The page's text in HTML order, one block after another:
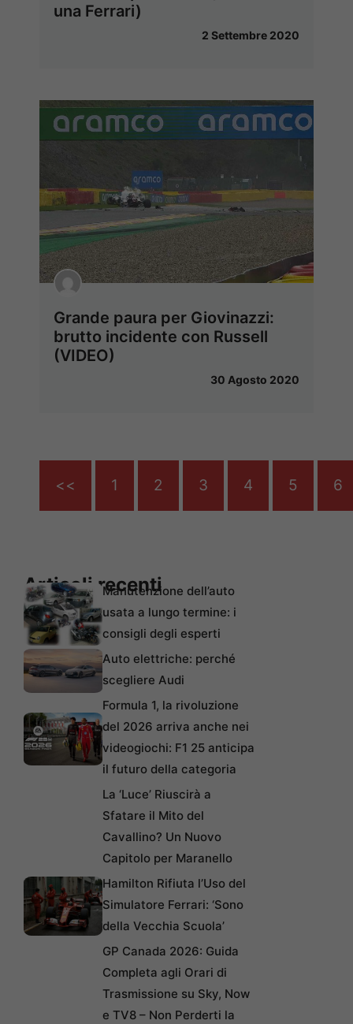
una Ferrari)
2 Settembre 2020
Grande paura per Giovinazzi:
brutto incidente con Russell
(VIDEO)
30 Agosto 2020
<< 1 2 3 4 5 6
Articoli recentiManutenzione dell’auto
usata a lungo termine: i
consigli degli esperti
Auto elettriche: perché
scegliere Audi
Formula 1, la rivoluzione
del 2026 arriva anche nei
videogiochi: F1 25 anticipa
il futuro della categoria
La ‘Luce’ Riuscirà a
Sfatare il Mito del
Cavallino? Un Nuovo
Capitolo per Maranello
Hamilton Rifiuta l’Uso del
Simulatore Ferrari: ‘Sono
della Vecchia Scuola’
GP Canada 2026: Guida
Completa agli Orari di
Trasmissione su Sky, Now
e TV8 – Non Perderti la